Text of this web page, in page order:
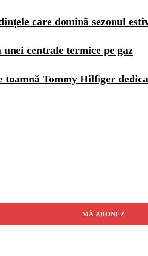
care domină sezonul
centrale termice pe gaz
toamnă Tommy Hilfiger
MĂ ABONEZ